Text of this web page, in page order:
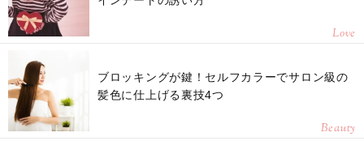
Love
ブロッキングが鍵！セルフカラーでサロン級の
髪色に仕上げる裏技4つ
Beauty